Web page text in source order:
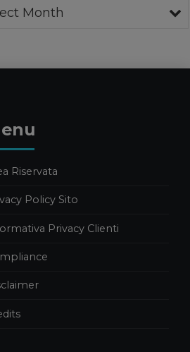
Compliance Aziendale
FILIPPO CARAVATI
GRANDI PATRIMONI
13 MAGGIO 2026
Month
Riservata
Policy Sito
Privacy Clienti